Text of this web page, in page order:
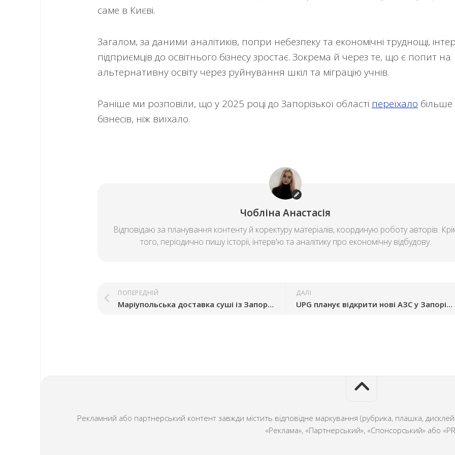
саме в Києві.
Загалом, за даними аналітиків, попри небезпеку та економічні труднощі,
підприємців до освітнього бізнесу зростає. Зокрема й через те, що є попит на
альтернативну освіту через руйнування шкіл та міграцію учнів.
Раніше ми розповіли, що у 2025 році до Запорізької області переїхало більше
бізнесів, ніж виїхало.
Чобліна Анастасія
Відповідаю за планування контенту й коректуру матеріалів, координую роботу авторів.
того, періодично пишу історії, інтерв'ю та аналітику про економічну відбудову.
ДАЛІ
UPG планує відкрити нові АЗС у Запоріжжі
ПОПЕРЕДНІЙ
Маріупольська доставка суші із Запоріжжя планує відкритись у Києві
Рекламний або партнерський контент завжди містить відповідне маркування (рубрика, плашка,
«Реклама», «Партнерський», «Спонсорський» або